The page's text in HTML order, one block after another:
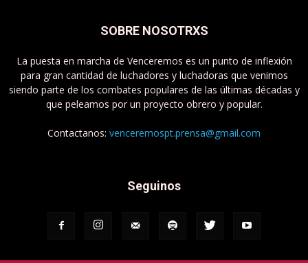
SOBRE NOSOTRXS
La puesta en marcha de Venceremos es un punto de inflexión
para gran cantidad de luchadores y luchadoras que venimos
siendo parte de los combates populares de las últimas décadas y
que peleamos por un proyecto obrero y popular.
Contactanos: venceremospt.prensa@gmail.com
Seguinos